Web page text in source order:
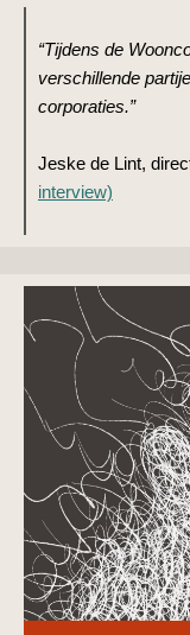
“Tijdens de
verschillende
corporaties.”
Jeske de Lint,
interview)